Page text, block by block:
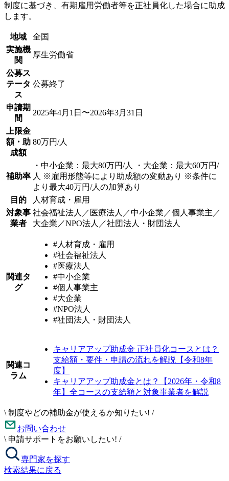
制度に基づき、有期雇用労働者等を正社員化した場合に助成
します。
地域
全国
実施機
関
厚生労働省
公募ス
テータ
ス
公募終了
申請期
間
2025年4月1日〜2026年3月31日
上限金
額・助
成額
80万円/人
補助率
・中小企業：最大80万円/人 ・大企業：最大60万円/
人 ※雇用形態等により助成額の変動あり ※条件に
より最大40万円/人の加算あり
目的
人材育成・雇用
対象事
業者
社会福祉法人／医療法人／中小企業／個人事業主／
大企業／NPO法人／社団法人・財団法人
関連タ
グ
#人材育成・雇用
#社会福祉法人
#医療法人
#中小企業
#個人事業主
#大企業
#NPO法人
#社団法人・財団法人
関連コ
ラム
キャリアアップ助成金 正社員化コースとは？
支給額・要件・申請の流れを解説【令和8年
度】
キャリアアップ助成金とは？【2026年・令和8
年】全コースの支給額と対象事業者を解説
\ 制度やどの補助金が使えるか知りたい! /
お問い合わせ
\ 申請サポートをお願いしたい! /
専門家を探す
検索結果に戻る